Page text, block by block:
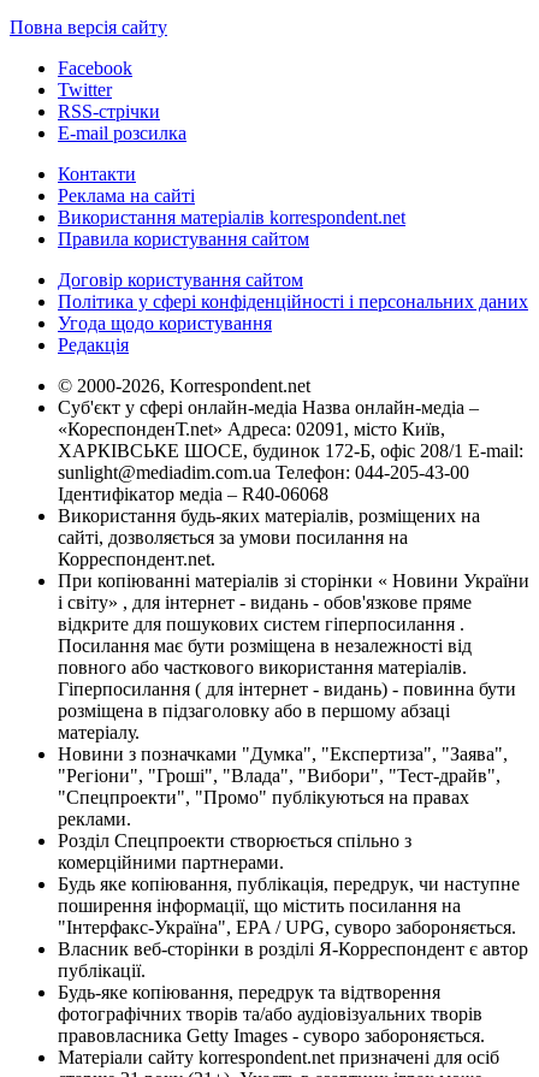
Повна версія сайту
Facebook
Twitter
RSS-стрічки
E-mail розсилка
Контакти
Реклама на сайті
Використання матеріалів korrespondent.net
Правила користування сайтом
Договір користування сайтом
Політика у сфері конфіденційності і персональних даних
Угода щодо користування
Редакція
© 2000-2026, Korrespondent.net
Суб'єкт у сфері онлайн-медіа Назва онлайн-медіа –
«КореспонденТ.net» Адреса: 02091, місто Київ,
ХАРКІВСЬКЕ ШОСЕ, будинок 172-Б, офіс 208/1 E-mail:
sunlight@mediadim.com.ua Телефон: 044-205-43-00
Ідентифікатор медіа – R40-06068
Використання будь-яких матеріалів, розміщених на
сайті, дозволяється за умови посилання на
Корреспондент.net.
При копіюванні матеріалів зі сторінки « Новини України
і світу» , для інтернет - видань - обов'язкове пряме
відкрите для пошукових систем гіперпосилання .
Посилання має бути розміщена в незалежності від
повного або часткового використання матеріалів.
Гіперпосилання ( для інтернет - видань) - повинна бути
розміщена в підзаголовку або в першому абзаці
матеріалу.
Новини з позначками "Думка", "Експертиза", "Заява",
"Регіони", "Гроші", "Влада", "Вибори", "Тест-драйв",
"Спецпроекти", "Промо" публікуються на правах
реклами.
Розділ Спецпроекти створюється спільно з
комерційними партнерами.
Будь яке копіювання, публікація, передрук, чи наступне
поширення інформації, що містить посилання на
"Інтерфакс-Україна", EPA / UPG, суворо забороняється.
Власник веб-сторінки в розділі Я-Корреспондент є автор
публікації.
Будь-яке копіювання, передрук та відтворення
фотографічних творів та/або аудіовізуальних творів
правовласника Getty Images - суворо забороняється.
Матеріали сайту korrespondent.net призначені для осіб